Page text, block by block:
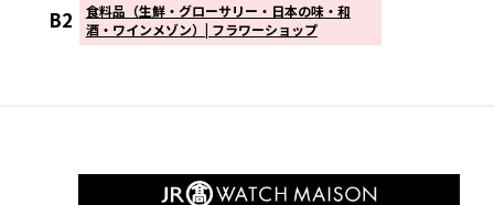
B2
食料品（生鮮・グローサリー・日本の味・和
酒・ワインメゾン）| フラワーショップ